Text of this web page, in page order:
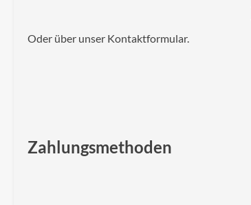
Oder über unser Kontaktformular.
Zahlungsmethoden